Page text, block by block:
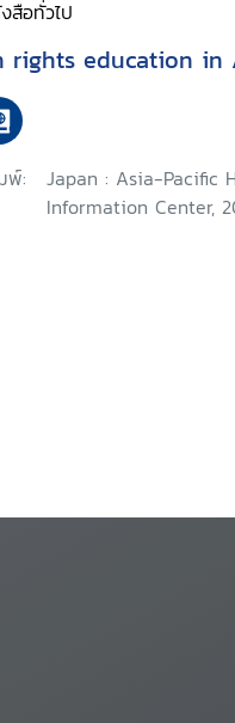
สือทั่วไป
rights education in
พ์:
Japan : Asia-Pacific
Information Center,